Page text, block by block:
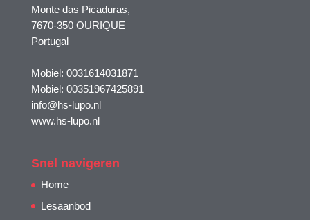
Monte das Picaduras,
7670-350 OURIQUE
Portugal
Mobiel: 0031614031871
Mobiel: 00351967425891
info@hs-lupo.nl
www.hs-lupo.nl
Snel navigeren
Home
Lesaanbod